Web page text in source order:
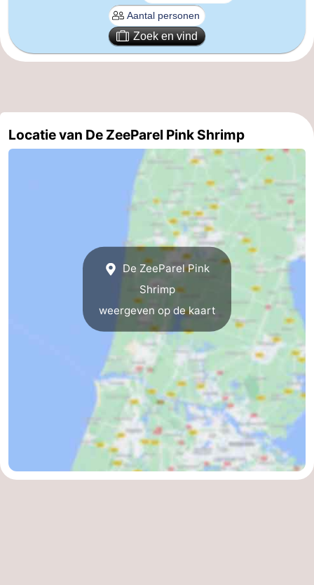
Rockanje
Weer
Zoek en vind
Locatie van De ZeeParel Pink Shrimp
De ZeeParel Pink
Shrimp
weergeven op de kaart